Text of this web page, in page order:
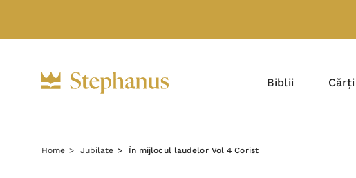
Biblii Cărți
Home Jubilate În mijlocul laudelor Vol 4 Corist